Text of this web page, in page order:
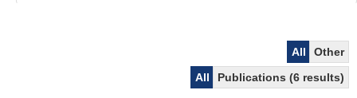
All
Other
All
Publications (6 results)